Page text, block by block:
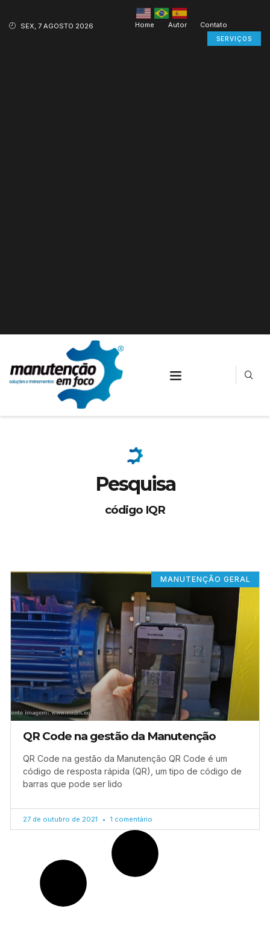
SEX, 7 AGOSTO 2026 Home Autor Contato
SERVIÇOS
Pesquisa
código IQR
MANUTENÇÃO GERAL
QR Code na gestão da Manutenção
QR Code na gestão da Manutenção QR Code é um
código de resposta rápida (QR), um tipo de código de
barras que pode ser lido
27 de outubro de 2021 1 comentário